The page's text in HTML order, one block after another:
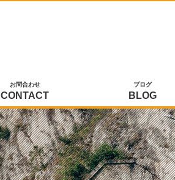
お問合わせ
CONTACT
ブログ
BLOG